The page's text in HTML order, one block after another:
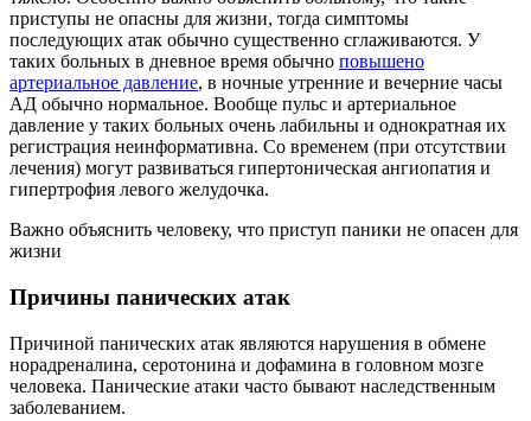
приступы не опасны для жизни, тогда симптомы
последующих атак обычно существенно сглаживаются. У
таких больных в дневное время обычно повышено
артериальное давление, в ночные утренние и вечерние часы
АД обычно нормальное. Вообще пульс и артериальное
давление у таких больных очень лабильны и однократная их
регистрация неинформативна. Со временем (при отсутствии
лечения) могут развиваться гипертоническая ангиопатия и
гипертрофия левого желудочка.
Важно объяснить человеку, что приступ паники не опасен для
жизни
Причины панических атак
Причиной панических атак являются нарушения в обмене
норадреналина, серотонина и дофамина в головном мозге
человека. Панические атаки часто бывают наследственным
заболеванием.